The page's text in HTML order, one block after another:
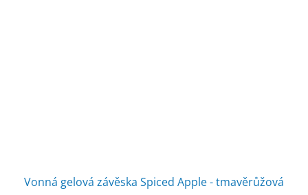
Vonná gelová závěska Spiced Apple - tmavěrůžová